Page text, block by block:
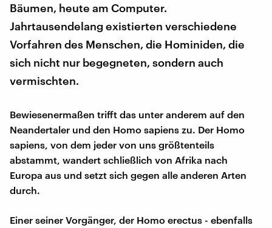
Bäumen, heute am Computer.
Jahrtausendelang existierten verschiedene
Vorfahren des Menschen, die Hominiden, die
sich nicht nur begegneten, sondern auch
vermischten.
Bewiesenermaßen trifft das unter anderem auf den
Neandertaler und den Homo sapiens zu. Der Homo
sapiens, von dem jeder von uns größtenteils
abstammt, wandert schließlich von Afrika nach
Europa aus und setzt sich gegen alle anderen Arten
durch.
Einer seiner Vorgänger, der Homo erectus - ebenfalls